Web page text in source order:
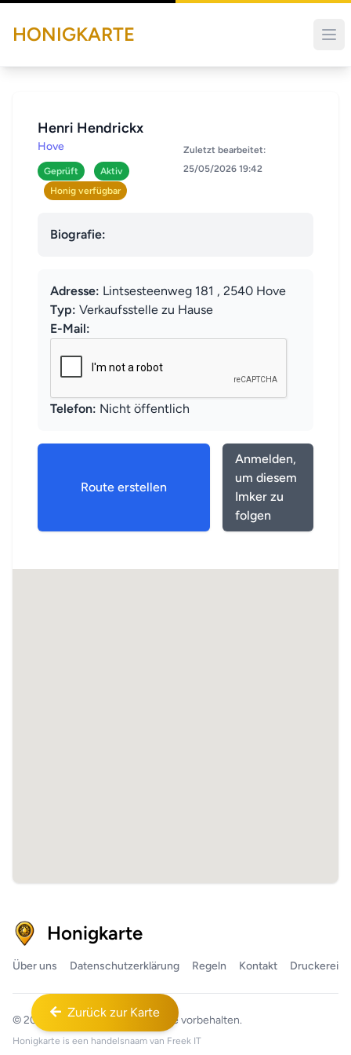
HONIGKARTE
Henri Hendrickx
Hove
Geprüft
Aktiv
Honig verfügbar
Zuletzt bearbeitet:
25/05/2026 19:42
Biografie:
Adresse: Lintsesteenweg 181 , 2540 Hove
Typ: Verkaufsstelle zu Hause
E-Mail:
Telefon: Nicht öffentlich
Route erstellen
Anmelden,
um diesem
Imker zu
folgen
Zurück zur Karte
Honigkarte
Über uns Datenschutzerklärung Regeln Kontakt Druckerei
© 2026 Honigkarte™ Alle Rechte vorbehalten.
Honigkarte is een handelsnaam van Freek IT